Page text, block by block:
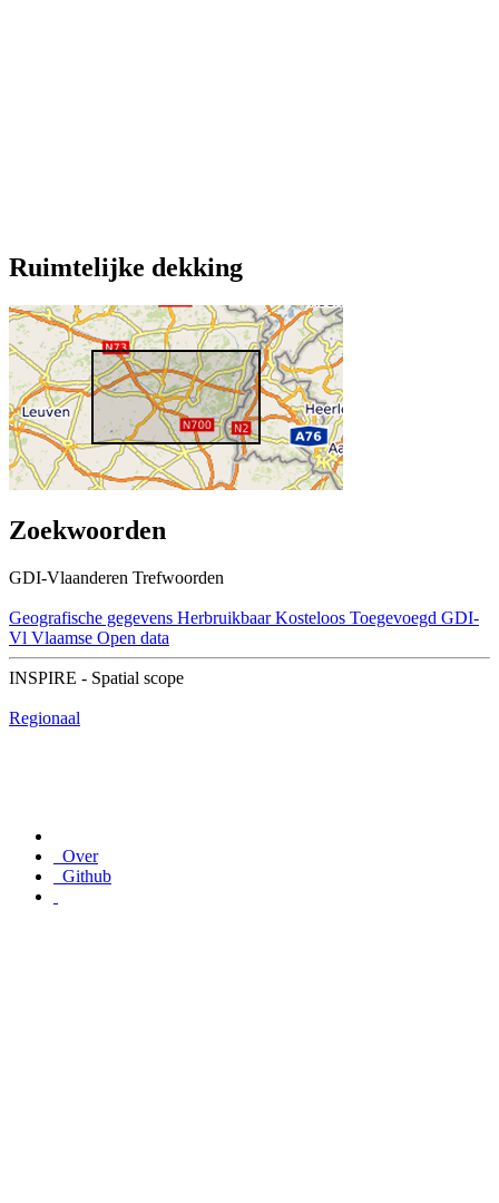
Ruimtelijke dekking
Zoekwoorden
GDI-Vlaanderen Trefwoorden
Geografische gegevens Herbruikbaar Kosteloos Toegevoegd GDI-
Vl Vlaamse Open data
INSPIRE - Spatial scope
Regionaal
Over
Github